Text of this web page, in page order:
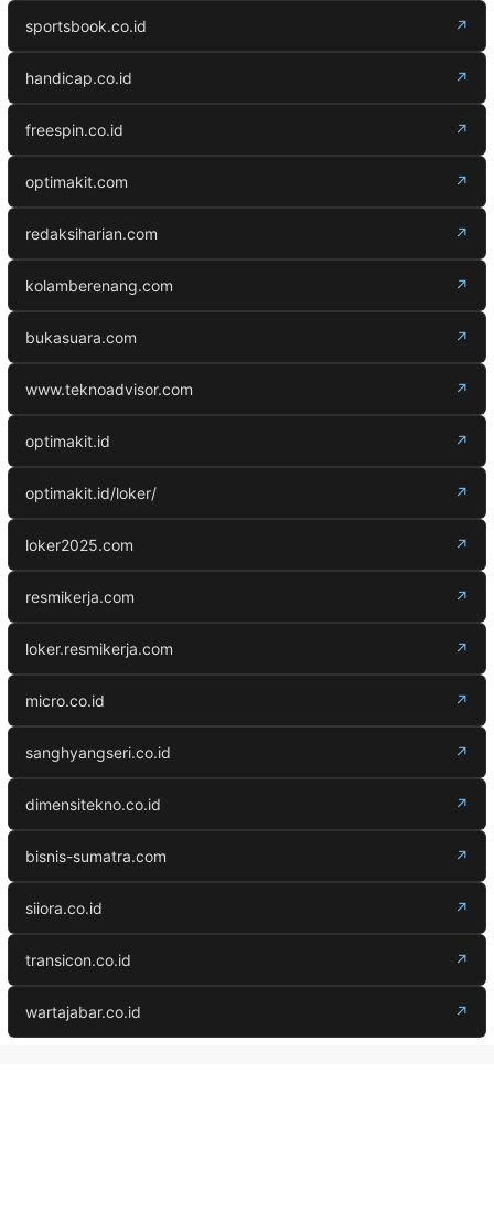
sportsbook.co.id ↗
handicap.co.id ↗
freespin.co.id ↗
optimakit.com ↗
redaksiharian.com ↗
kolamberenang.com ↗
bukasuara.com ↗
www.teknoadvisor.com ↗
optimakit.id ↗
optimakit.id/loker/ ↗
loker2025.com ↗
resmikerja.com ↗
loker.resmikerja.com ↗
micro.co.id ↗
sanghyangseri.co.id ↗
dimensitekno.co.id ↗
bisnis-sumatra.com ↗
siiora.co.id ↗
transicon.co.id ↗
wartajabar.co.id ↗